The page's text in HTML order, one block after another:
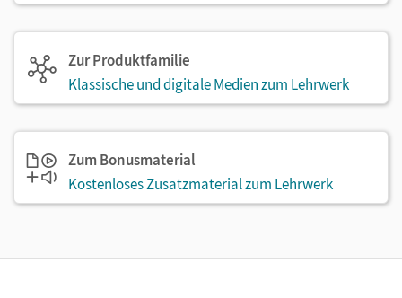
Zur Produktfamilie
Klassische und digitale Medien zum Lehrwerk
Zum Bonusmaterial
Kostenloses Zusatzmaterial zum Lehrwerk